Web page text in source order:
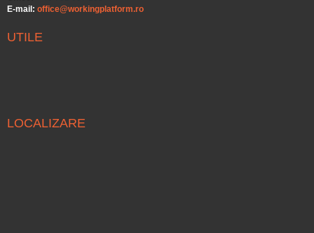
E-mail: office@workingplatform.ro
UTILE
LOCALIZARE